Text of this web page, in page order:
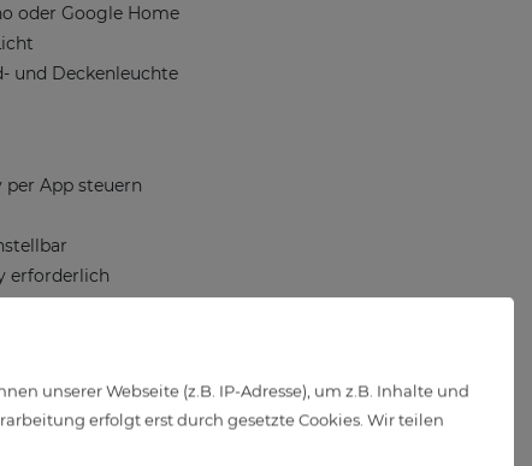
oder Google Home
und Deckenleuchte
App steuern
erforderlich
unserer Webseite (z.B. IP-Adresse), um z.B. Inhalte und
erfolgt erst durch gesetzte Cookies. Wir teilen